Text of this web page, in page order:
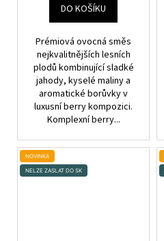
DO KOŠÍKU
Prémiová ovocná směs
nejkvalitnějších lesních
plodů kombinující sladké
jahody, kyselé maliny a
aromatické borůvky v
luxusní berry kompozici.
Komplexní berry...
NOVINKA
NELZE ZASLAT DO SK